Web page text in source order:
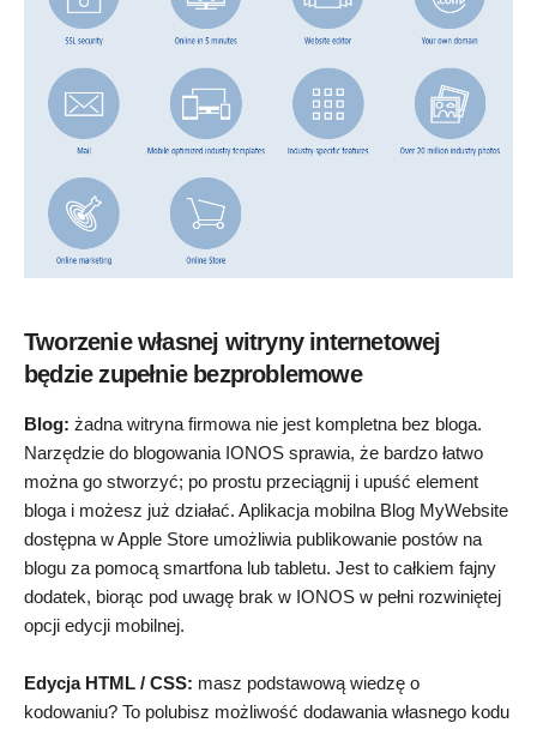
Tworzenie własnej witryny internetowej
będzie zupełnie bezproblemowe
Blog: żadna witryna firmowa nie jest kompletna bez bloga.
Narzędzie do blogowania IONOS sprawia, że ​​bardzo łatwo
można go stworzyć; po prostu przeciągnij i upuść element
bloga i możesz już działać. Aplikacja mobilna Blog MyWebsite
dostępna w Apple Store umożliwia publikowanie postów na
blogu za pomocą smartfona lub tabletu. Jest to całkiem fajny
dodatek, biorąc pod uwagę brak w IONOS w pełni rozwiniętej
opcji edycji mobilnej.
Edycja HTML / CSS: masz podstawową wiedzę o
kodowaniu? To polubisz możliwość dodawania własnego kodu